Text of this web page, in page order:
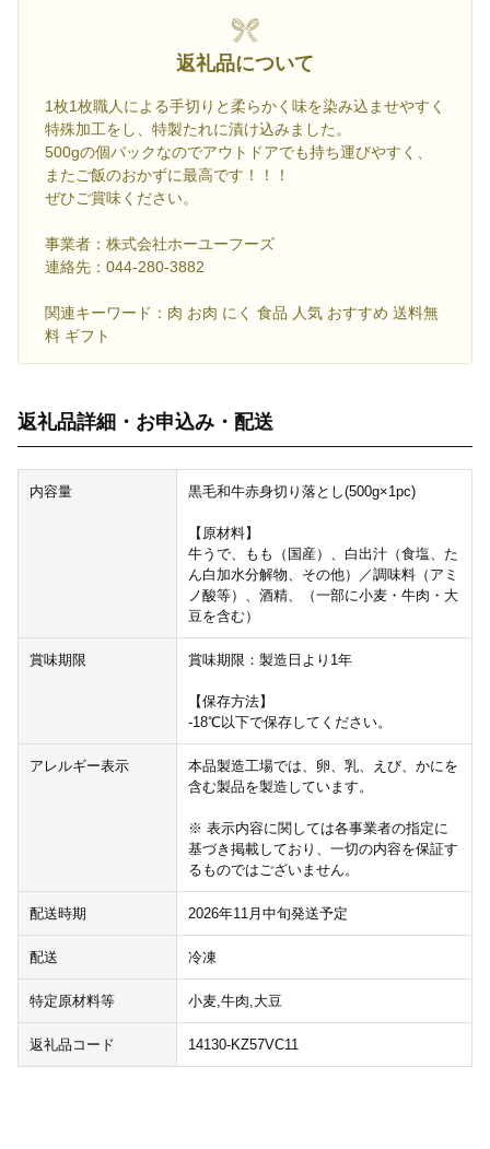
返礼品について
1枚1枚職人による手切りと柔らかく味を染み込ませやすく
特殊加工をし、特製たれに漬け込みました。
500gの個パックなのでアウトドアでも持ち運びやすく、
またご飯のおかずに最高です！！！
ぜひご賞味ください。
事業者：株式会社ホーユーフーズ
連絡先：044-280-3882
関連キーワード：肉 お肉 にく 食品 人気 おすすめ 送料無
料 ギフト
返礼品詳細・お申込み・配送
内容量 黒毛和牛赤身切り落とし(500g×1pc)
【原材料】
牛うで、もも（国産）、白出汁（食塩、た
ん白加水分解物、その他）／調味料（アミ
ノ酸等）、酒精、（一部に小麦・牛肉・大
豆を含む）
賞味期限 賞味期限：製造日より1年
【保存方法】
-18℃以下で保存してください。
アレルギー表示
本品製造工場では、卵、乳、えび、かにを
含む製品を製造しています。
※ 表示内容に関しては各事業者の指定に
基づき掲載しており、一切の内容を保証す
るものではございません。
配送時期 2026年11月中旬発送予定
配送 冷凍
特定原材料等 小麦,牛肉,大豆
返礼品コード 14130-KZ57VC11